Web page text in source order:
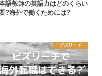
語教師の英語力はどのくらい
?海外で働くためには?
ビズリーチ